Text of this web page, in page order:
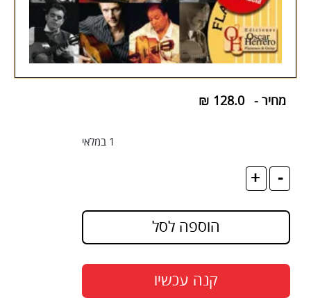
מחיר - ₪ 128.0
1 במלאי
-
+
הוספה לסל
קנה עכשיו